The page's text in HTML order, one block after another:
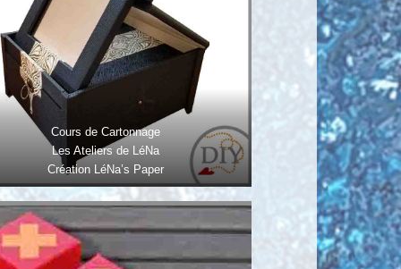
Cours de Cartonnage
Les Ateliers de LéNa
Création LéNa’s Paper